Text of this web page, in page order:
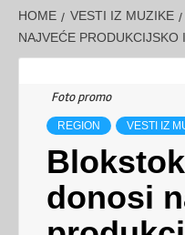
HOME VESTI IZ MUZIKE
NAJVEĆE PRODUKCIJSKO
Foto promo
REGION VESTI IZ
donosi